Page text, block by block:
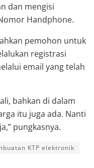
dan mengisi
Handphone.
pemohon untuk
registrasi
email yang telah
bahkan di dalam
itu juga ada. Nanti
pungkasnya.
KTP elektronik